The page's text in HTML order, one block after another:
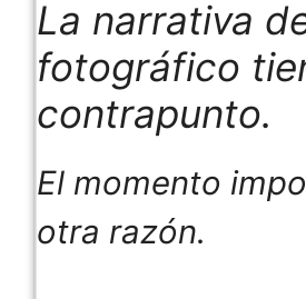
La narrativa
fotográfico
contrapunto.
El momento
otra razón.